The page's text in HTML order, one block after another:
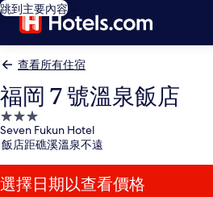
跳到主要內容
查看所有住宿
福岡 7 號溫泉飯店
3.0
星
級
住
宿
Seven Fukun Hotel
飯店距礁溪溫泉不遠
選擇日期以查看價格